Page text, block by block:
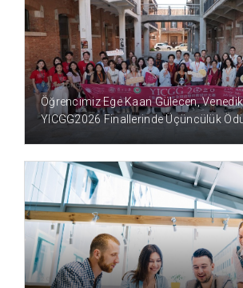
4 SAAT ÖNCE
Öğrencimiz Ege Kaan Gülecen,
YICGG2026 Finallerinde Üçüncülük
2 GÜN ÖNCE